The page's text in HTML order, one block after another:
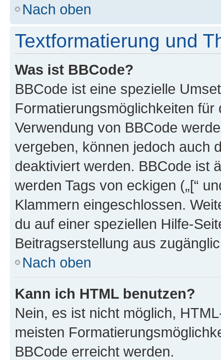
Nach oben
Textformatierung und
Was ist BBCode?
BBCode ist eine spezielle
Formatierungsmöglichkeiten
Verwendung von BBCode
vergeben, können jedoch auch
deaktiviert werden. BBCode ist
werden Tags von eckigen („[“
Klammern eingeschlossen.
du auf einer speziellen Hilfe-
Beitragserstellung aus
Nach oben
Kann ich HTML benutzen?
Nein, es ist nicht möglich,
meisten
BBCode erreicht werden.